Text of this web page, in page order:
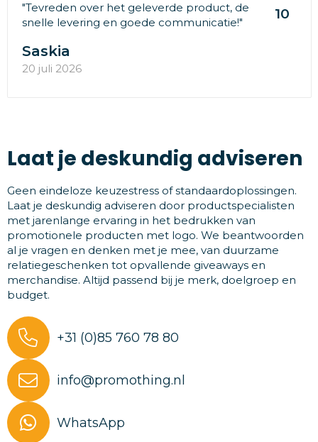
"Tevreden over het geleverde product, de
snelle levering en goede communicatie!"
10
Saskia
20 juli 2026
Laat je deskundig adviseren
Geen eindeloze keuzestress of standaardoplossingen.
Laat je deskundig adviseren door productspecialisten
met jarenlange ervaring in het bedrukken van
promotionele producten met logo. We beantwoorden
al je vragen en denken met je mee, van duurzame
relatiegeschenken tot opvallende giveaways en
merchandise. Altijd passend bij je merk, doelgroep en
budget.
+31 (0)85 760 78 80
info@promothing.nl
WhatsApp